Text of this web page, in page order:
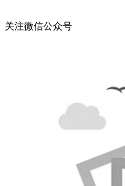
关注微信公众号